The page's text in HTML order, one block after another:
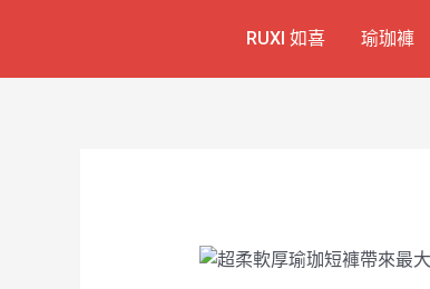
RUXI 如喜 瑜珈褲